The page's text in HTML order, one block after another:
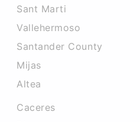
Sant Marti
Vallehermoso
Santander County
Mijas
Altea
Caceres‎